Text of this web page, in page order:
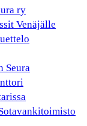
ry
Venäjälle
Seura